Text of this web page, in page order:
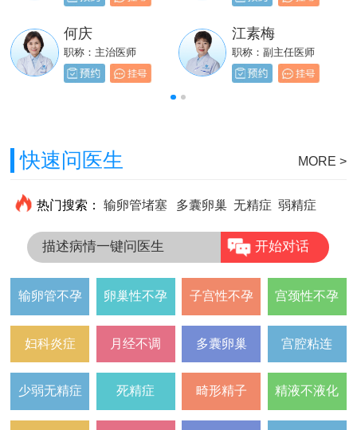
何庆
职称：主治医师
江素梅
职称：副主任医师
贺必新
职称：主治医师
邓天财
职称：主治医师
快速问医生 MORE >
热门搜索： 输卵管堵塞 多囊卵巢 无精症 弱精症
描述病情一键问医生 开始对话
输卵管不孕 卵巢性不孕 子宫性不孕 宫颈性不孕
妇科炎症 月经不调 多囊卵巢 宫腔粘连
少弱无精症 死精症 畸形精子 精液不液化